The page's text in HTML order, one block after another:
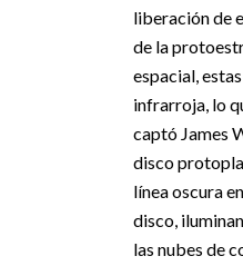
liberación de
de la
espacial,
infrarroja, lo
captó James
disco
línea oscura
disco,
las nubes de